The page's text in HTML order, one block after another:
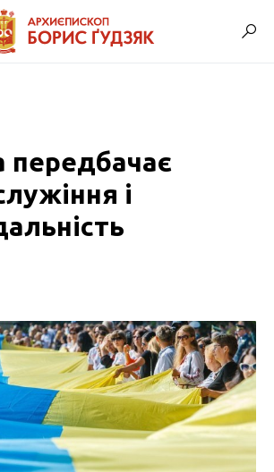
передбачає
і